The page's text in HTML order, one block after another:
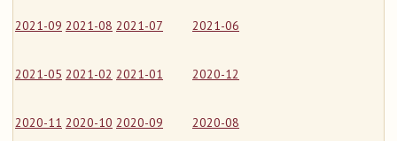
2021-09 2021-08 2021-07 2021-06
2021-05 2021-02 2021-01 2020-12
2020-11 2020-10 2020-09 2020-08